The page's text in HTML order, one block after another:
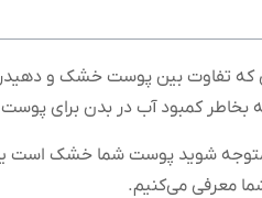
که تفاوت بین پوست خشک و
کمبود آب در بدن برای پوست
شوید پوست شما خشک است
معرفی می‌کنیم.